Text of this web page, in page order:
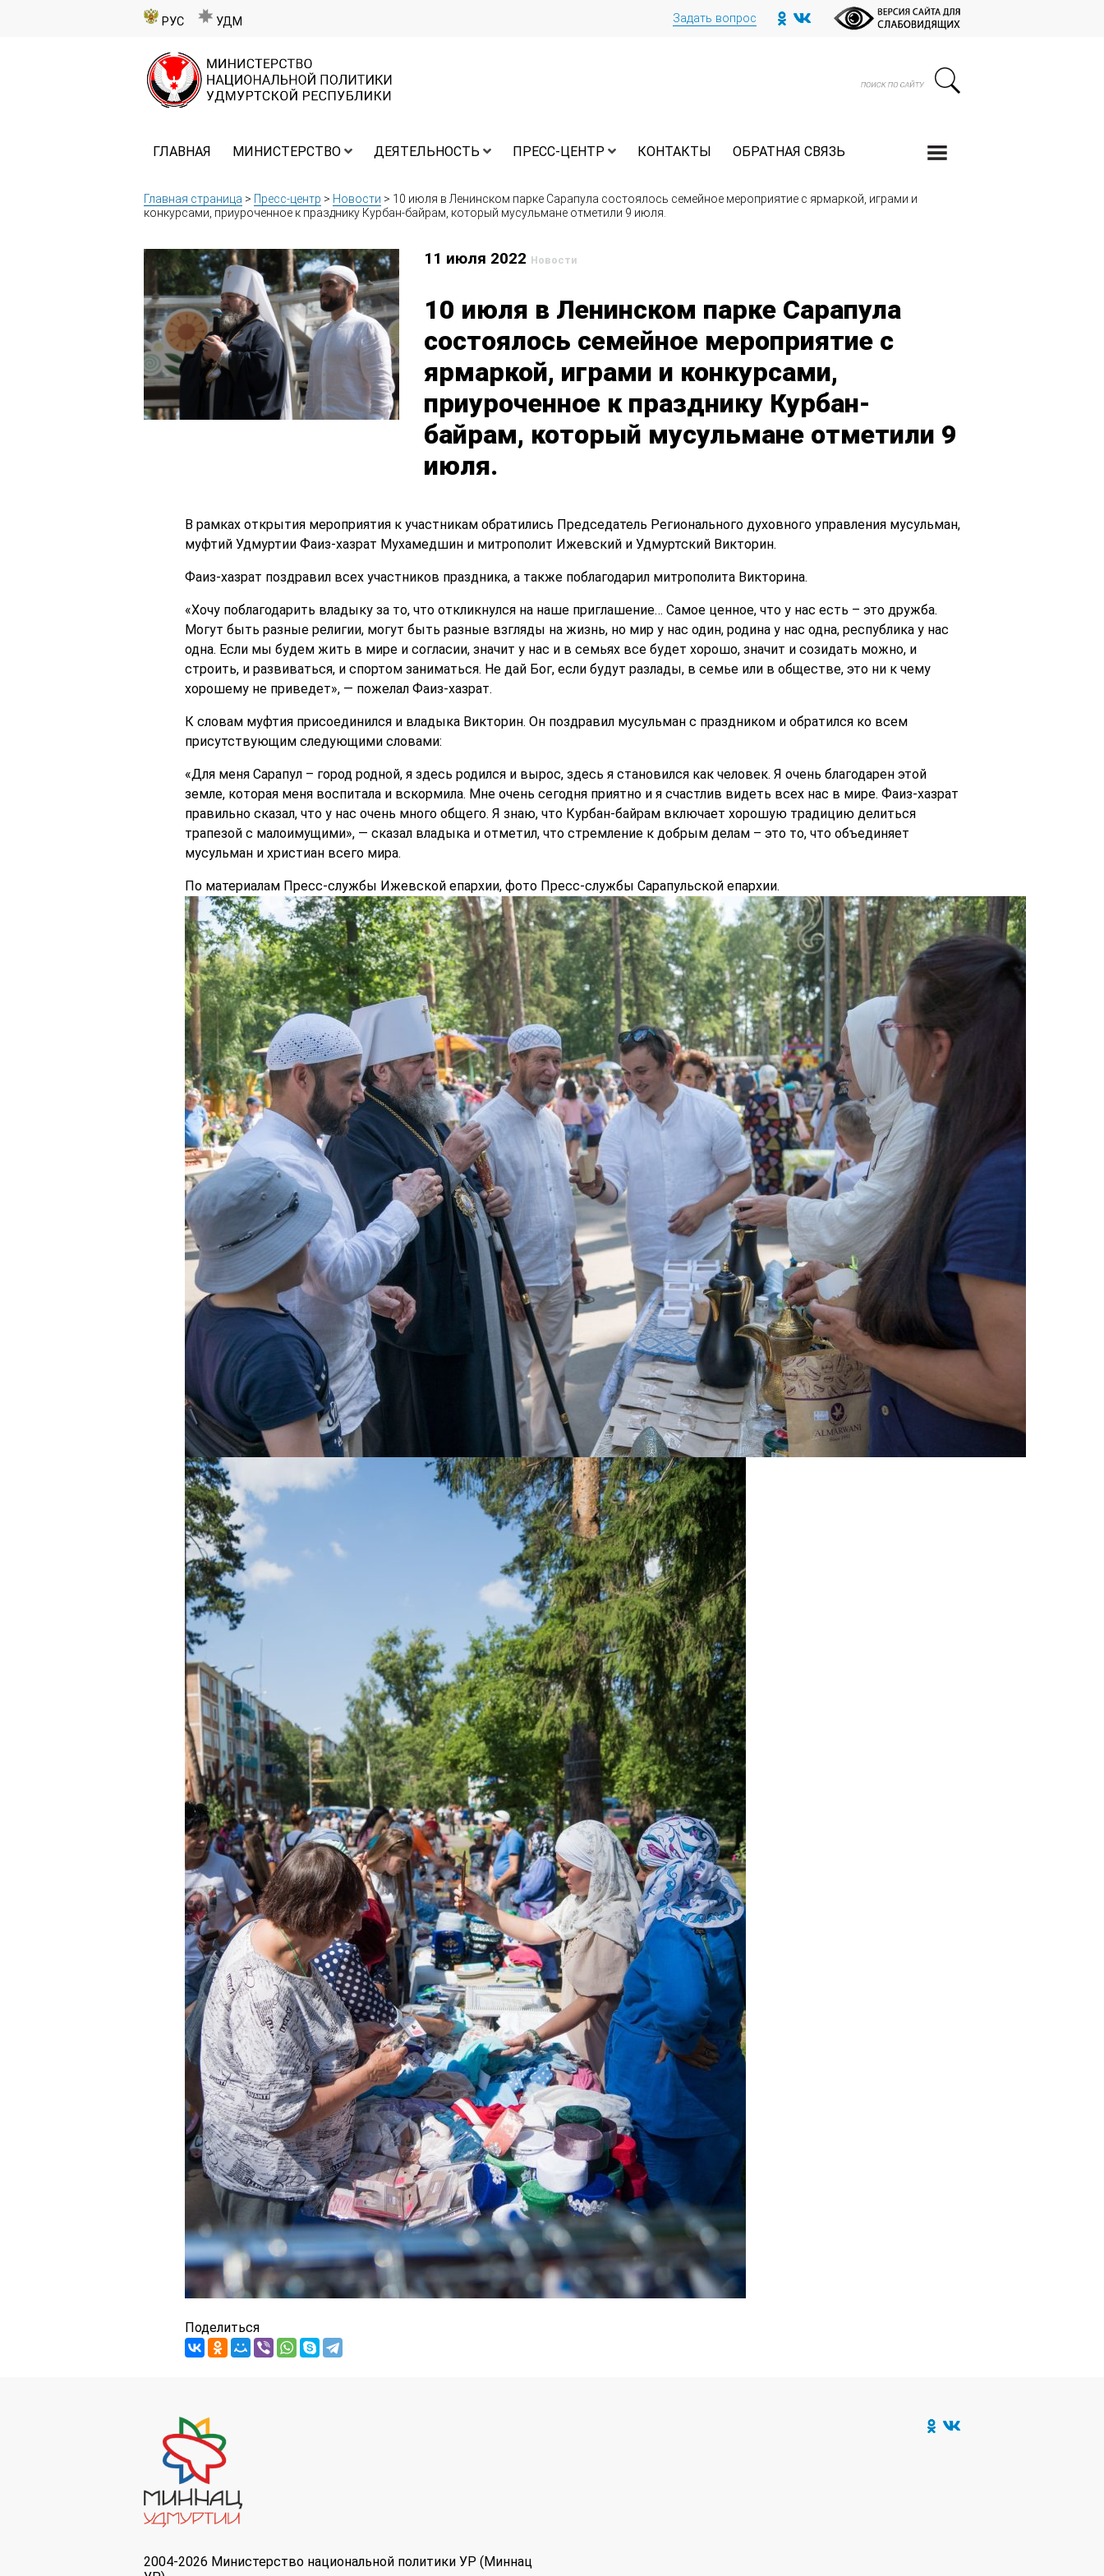
РУС УДМ Задать вопрос
ГЛАВНАЯ МИНИСТЕРСТВО ДЕЯТЕЛЬНОСТЬ ПРЕСС-ЦЕНТР КОНТАКТЫ ОБРАТНАЯ СВЯЗЬ
Главная страница > Пресс-центр > Новости > 10 июля в Ленинском парке Сарапула состоялось семейное мероприятие с ярмаркой, играми и
конкурсами, приуроченное к празднику Курбан-байрам, который мусульмане отметили 9 июля.
11 июля 2022 Новости
10 июля в Ленинском парке Сарапула
состоялось семейное мероприятие с
ярмаркой, играми и конкурсами,
приуроченное к празднику Курбан-
байрам, который мусульмане отметили 9
июля.
В рамках открытия мероприятия к участникам обратились Председатель Регионального духовного управления мусульман,
муфтий Удмуртии Фаиз-хазрат Мухамедшин и митрополит Ижевский и Удмуртский Викторин.
Фаиз-хазрат поздравил всех участников праздника, а также поблагодарил митрополита Викторина.
«Хочу поблагодарить владыку за то, что откликнулся на наше приглашение… Самое ценное, что у нас есть – это дружба.
Могут быть разные религии, могут быть разные взгляды на жизнь, но мир у нас один, родина у нас одна, республика у нас
одна. Если мы будем жить в мире и согласии, значит у нас и в семьях все будет хорошо, значит и созидать можно, и
строить, и развиваться, и спортом заниматься. Не дай Бог, если будут разлады, в семье или в обществе, это ни к чему
хорошему не приведет», — пожелал Фаиз-хазрат.
К словам муфтия присоединился и владыка Викторин. Он поздравил мусульман с праздником и обратился ко всем
присутствующим следующими словами:
«Для меня Сарапул – город родной, я здесь родился и вырос, здесь я становился как человек. Я очень благодарен этой
земле, которая меня воспитала и вскормила. Мне очень сегодня приятно и я счастлив видеть всех нас в мире. Фаиз-хазрат
правильно сказал, что у нас очень много общего. Я знаю, что Курбан-байрам включает хорошую традицию делиться
трапезой с малоимущими», — сказал владыка и отметил, что стремление к добрым делам – это то, что объединяет
мусульман и христиан всего мира.
По материалам Пресс-службы Ижевской епархии, фото Пресс-службы Сарапульской епархии.
Поделиться
2004-2026 Министерство национальной политики УР (Миннац